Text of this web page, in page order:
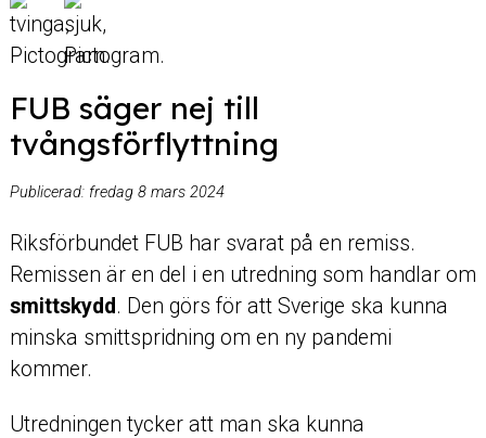
FUB säger nej till
tvångsförflyttning
Publicerad: fredag 8 mars 2024
Riksförbundet FUB har svarat på en remiss.
Remissen är en del i en utredning som handlar om
smittskydd . Den görs för att Sverige ska kunna
minska smittspridning om en ny pandemi
kommer.
Utredningen tycker att man ska kunna